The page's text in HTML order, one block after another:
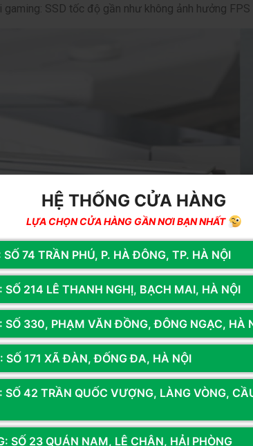
gaming: SSD tốc độ gần như không ảnh hưởng
vs Random – Cái Nào Quan Trọng Hơn?
Vai trò Gaming
HỆ THỐNG CỬA HÀNG
LỰA CHỌN CỬA HÀNG GẦN NƠI BẠN NHẤT
SỐ 74 TRẦN PHÚ, P. HÀ ĐÔNG, TP. HÀ NỘI
SỐ 214 LÊ THANH NGHỊ, BẠCH MAI, HÀ NỘI
SỐ 330, PHẠM VĂN ĐỒNG, ĐÔNG NGẠC, HÀ
SỐ 171 XÃ ĐÀN, ĐỐNG ĐA, HÀ NỘI
SỐ 42 TRẦN QUỐC VƯỢNG, LÀNG VÒNG,
SỐ 23 QUÁN NAM, LÊ CHÂN, HẢI PHÒNG